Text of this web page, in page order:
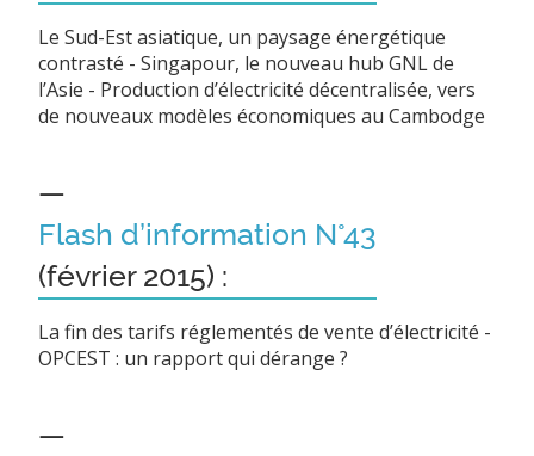
Le Sud-Est asiatique, un paysage énergétique
contrasté - Singapour, le nouveau hub GNL de
l’Asie - Production d’électricité décentralisée, vers
de nouveaux modèles économiques au Cambodge
—
Flash d’information N°43
(février 2015) :
La fin des tarifs réglementés de vente d’électricité -
OPCEST : un rapport qui dérange ?
—